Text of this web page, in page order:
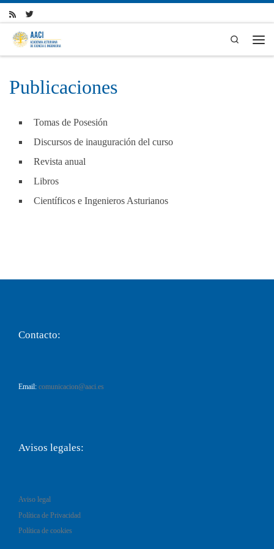
Skip to content
Search
Publicaciones
Tomas de Posesión
Discursos de inauguración del curso
Revista anual
Libros
Científicos e Ingenieros Asturianos
Contacto:
Email: comunicacion@aaci.es
Avisos legales:
Aviso legal
Política de Privacidad
Política de cookies